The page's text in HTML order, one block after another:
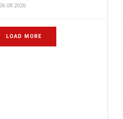
06.08.2026
LOAD MORE